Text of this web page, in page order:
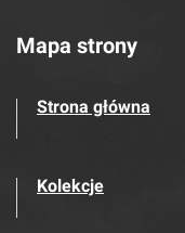
Mapa strony
Strona główna
Kolekcje